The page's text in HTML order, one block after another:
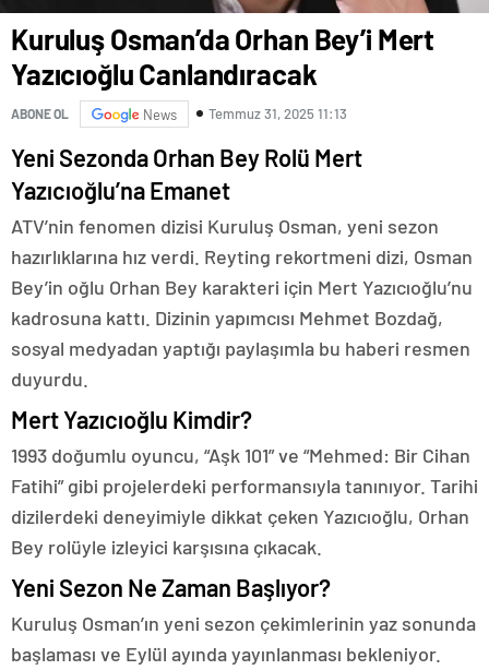
Kuruluş Osman’da Orhan Bey’i Mert
Yazıcıoğlu Canlandıracak
ABONE OL News Temmuz 31, 2025 11:13
Yeni Sezonda Orhan Bey Rolü Mert
Yazıcıoğlu’na Emanet
ATV’nin fenomen dizisi Kuruluş Osman, yeni sezon
hazırlıklarına hız verdi. Reyting rekortmeni dizi, Osman
Bey’in oğlu Orhan Bey karakteri için Mert Yazıcıoğlu’nu
kadrosuna kattı. Dizinin yapımcısı Mehmet Bozdağ,
sosyal medyadan yaptığı paylaşımla bu haberi resmen
duyurdu.
Mert Yazıcıoğlu Kimdir?
1993 doğumlu oyuncu, “Aşk 101” ve “Mehmed: Bir Cihan
Fatihi” gibi projelerdeki performansıyla tanınıyor. Tarihi
dizilerdeki deneyimiyle dikkat çeken Yazıcıoğlu, Orhan
Bey rolüyle izleyici karşısına çıkacak.
Yeni Sezon Ne Zaman Başlıyor?
Kuruluş Osman’ın yeni sezon çekimlerinin yaz sonunda
başlaması ve Eylül ayında yayınlanması bekleniyor.